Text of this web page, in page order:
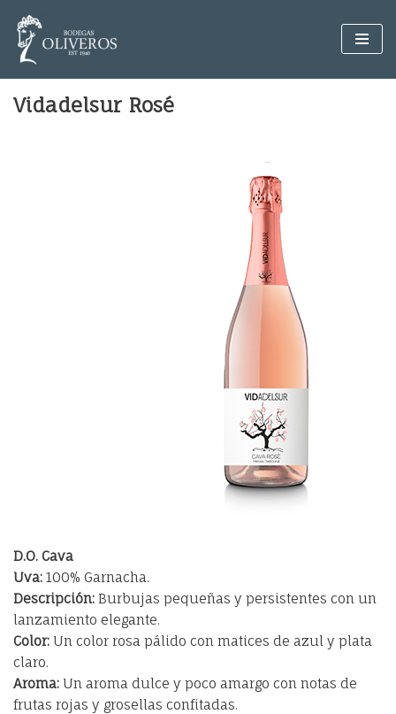
Saltar
al
Vidadelsur Rosé
D.O. Cava
Uva: 100% Garnacha.
Descripción: Burbujas pequeñas y persistentes con un
lanzamiento elegante.
Color: Un color rosa pálido con matices de azul y plata
claro.
Aroma: Un aroma dulce y poco amargo con notas de
frutas rojas y grosellas confitadas.